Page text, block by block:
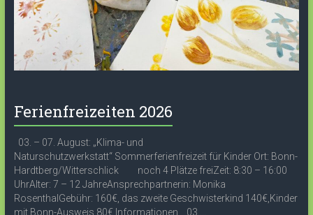
Ferienfreizeiten 2026
03. – 07. August: „Klima- und
Naturschutzwerkstatt“ Sommerferienfreizeit für Kinder Ort: Bonn-
Hardtberg/Witterschlick noch 4 Plätze freiZeit: 8:30 – 16:00
UhrAlter: 7 – 12 JahreAnsprechpartnerin: Monika
RosenthalGebühr: 160€, das zweite Geschwisterkind 140€,Kinder
mit Bonn-Ausweis 80€ Informationen 03....